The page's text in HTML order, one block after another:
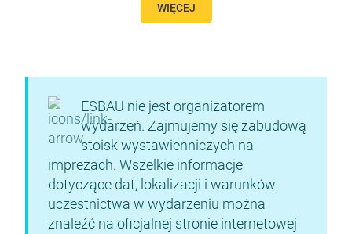
WIĘCEJ
ESBAU nie jest organizatorem
wydarzeń. Zajmujemy się zabudową
stoisk wystawienniczych na
imprezach. Wszelkie informacje
dotyczące dat, lokalizacji i warunków
uczestnictwa w wydarzeniu można
znaleźć na oficjalnej stronie internetowej